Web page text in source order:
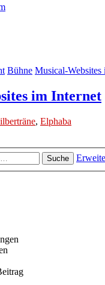
Bühne Musical-Websites
im Internet
, Elphaba
Suche